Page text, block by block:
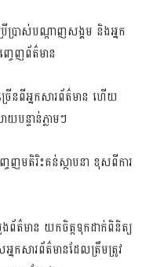
ប្រាស់បណ្ដាញសង្គម និងអ្នក
េញព័ត៌មាន
នពីអ្នកសារព័ត៌មាន ហើយ
បន្ទាន់ភ្លាមៗ
ញមតិរិះគន់ស្ថាបនា ខុសពីការ
ព័ត៌មាន យកចិត្តទុកដាក់ពិនិត្យ
កសារព័ត៌មានដែលត្រឹមត្រូវ